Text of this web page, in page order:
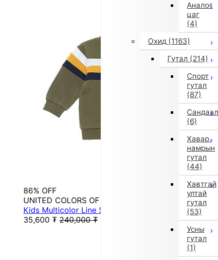
Аналог
цаг
(4)
Охид (1163)
Гутал (214)
Спорт
гутал
(87)
Сандаал
(6)
Хавар,
намрын
гутал
(44)
Хавтгай
ултай
гутал
(53)
Усны
гутал
(1)
86% OFF
UNITED COLORS OF BENETTON.
Kids Multicolor Line Sweat Trainer B (313)
35,600 ₮ 240,000 ₮